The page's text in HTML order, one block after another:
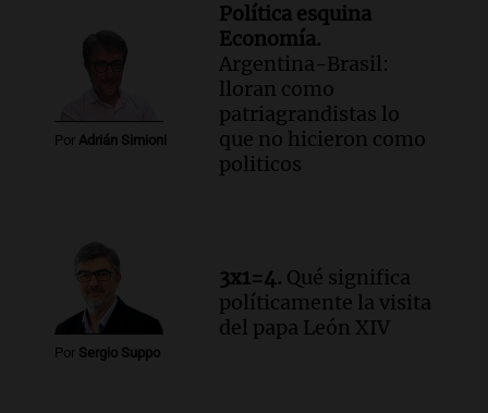
Episodios
Audio. La Universidad de Milán y su
colaboración con la municipalidad para
la educación y parques
Panorama Federal
historia nacida en Córdoba
Viva la Radio
Episodios
Audio.
Monseñor Fenoy celebra la visita
de León XIV a Argentina y reflexiona
Por Adrián Simioni
Política esquina
Economía.
Argentina-Brasil:
lloran como
patriagrandistas lo
que no hicieron como
politicos
Por Sergio Suppo
3x1=4. Qué significa
políticamente la visita
del papa León XIV